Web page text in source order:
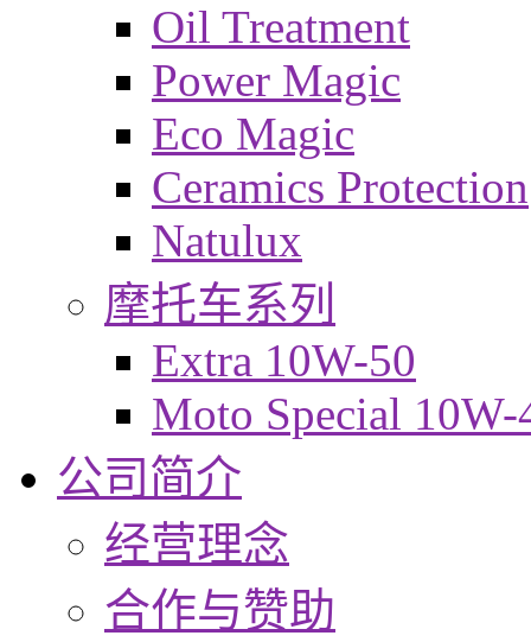
Oil Treatment
Power Magic
Eco Magic
Ceramics Protection
Natulux
摩托车系列
Extra 10W-50
Moto Special 10W-
公司简介
经营理念
合作与赞助